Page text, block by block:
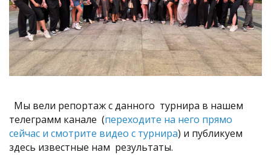
Мы вели репортаж с данного турнира в нашем
телеграмм канале (переходите на него прямо
сейчас и смотрите видео с турнира) и публикуем
здесь известные нам результаты.